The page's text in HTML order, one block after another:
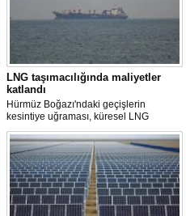
LNG taşımacılığında maliyetler
katlandı
Hürmüz Boğazı'ndaki geçişlerin
kesintiye uğraması, küresel LNG
arzında aksamalara yol açarken sefer
sürelerini uzattı ve gemi kiralama ile
deniz yakıtı maliyetlerini 2022 enerji
krizinden bu yana en yüksek seviyelere
çıkardı.